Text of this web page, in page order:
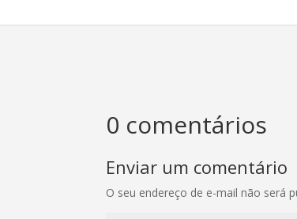
0 comentários
Enviar um comentário
O seu endereço de e-mail não será